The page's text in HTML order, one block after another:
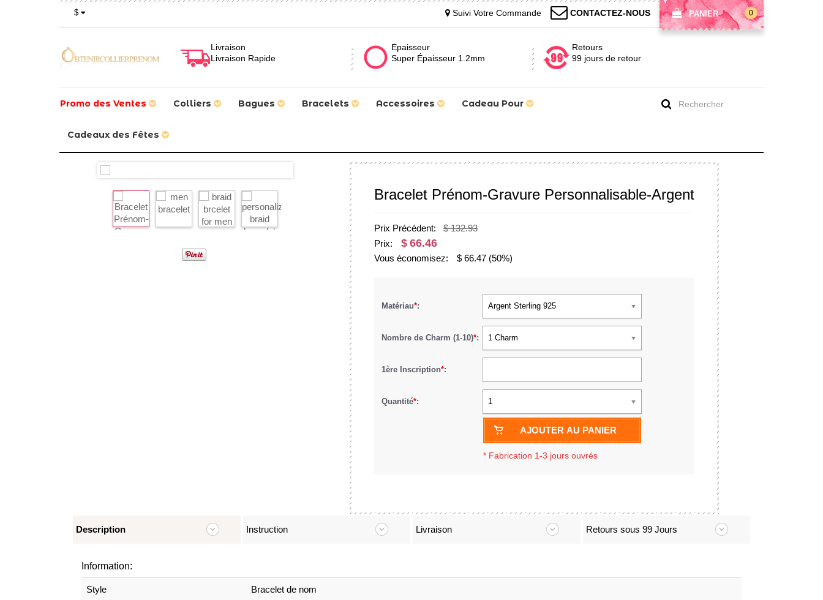
$ PANIER 0
CONTACTEZ-NOUS
Suivi Votre Commande
Livraison
Livraison Rapide
Épaisseur
Super Épaisseur 1.2mm
Retours
99 jours de retour
Promo des Ventes Colliers Bagues Bracelets Accessoires Cadeau Pour
Cadeaux des Fêtes
Bracelet Prénom-Gravure Personnalisable-Argent
Prix Précédent:
$ 132.93
Prix:
$ 66.46
Vous économisez: $ 66.47 (50%)
Matériau*: Argent Sterling 925
Nombre de Charm (1-10)*: 1 Charm
1ère Inscription*:
Quantité*: 1
AJOUTER AU PANIER
* Fabrication 1-3 jours ouvrés
Description Instruction Livraison Retours sous 99 Jours
Information:
Style Bracelet de nom